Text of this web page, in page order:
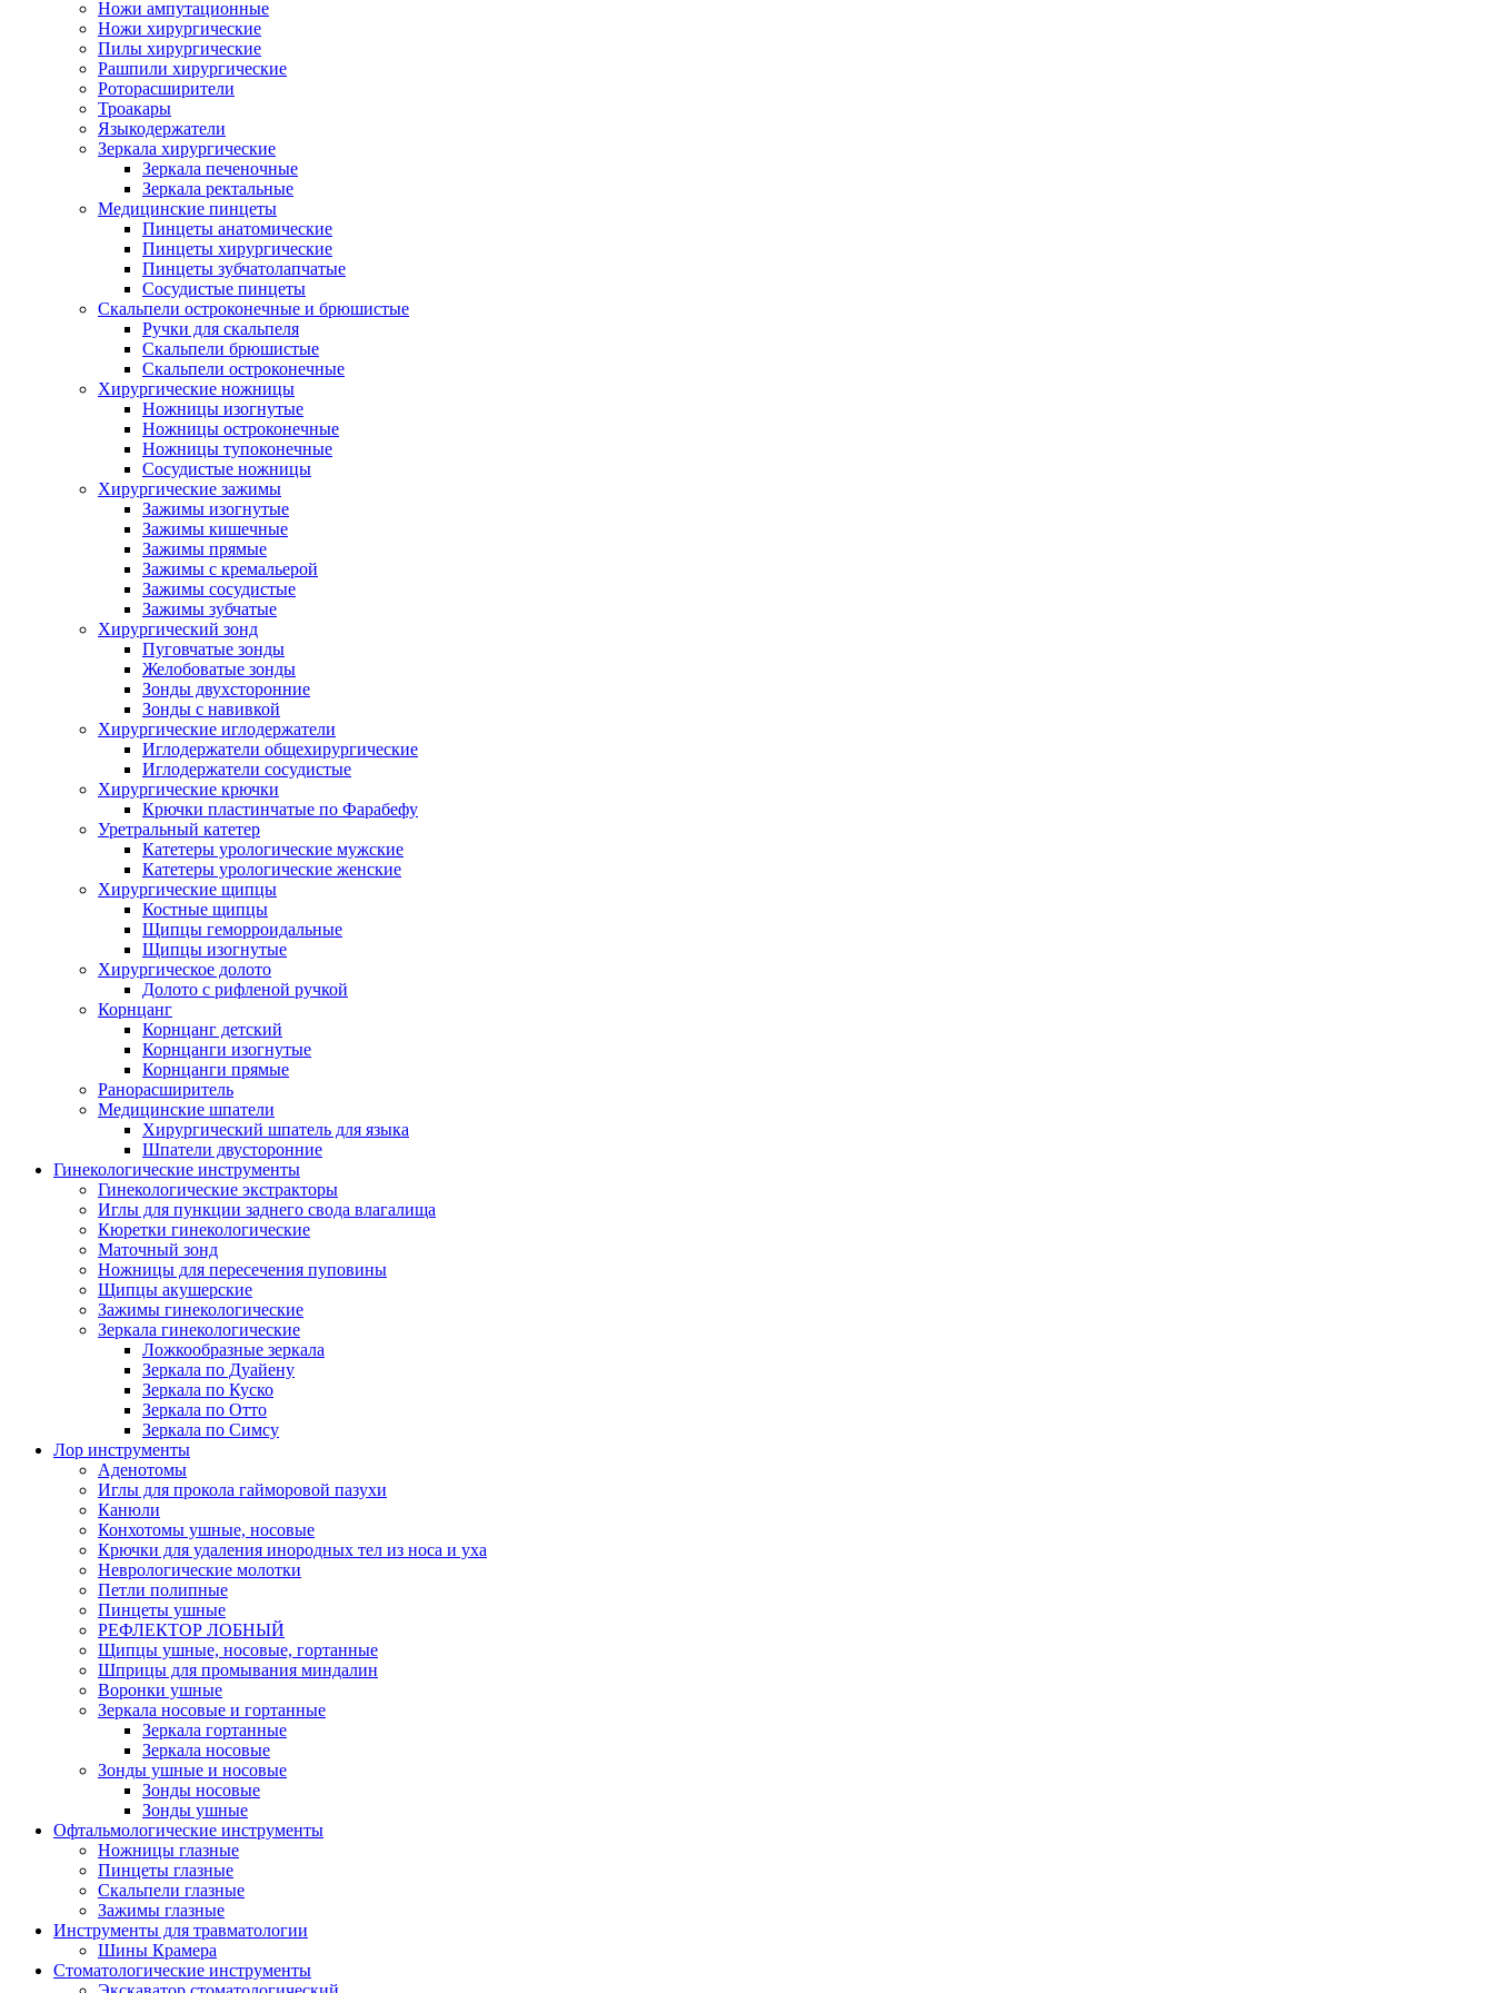
Ножи ампутационные
Ножи хирургические
Пилы хирургические
Рашпили хирургические
Роторасширители
Троакары
Языкодержатели
Зеркала хирургические
Зеркала печеночные
Зеркала ректальные
Медицинские пинцеты
Пинцеты анатомические
Пинцеты хирургические
Пинцеты зубчатолапчатые
Сосудистые пинцеты
Скальпели остроконечные и брюшистые
Ручки для скальпеля
Скальпели брюшистые
Скальпели остроконечные
Хирургические ножницы
Ножницы изогнутые
Ножницы остроконечные
Ножницы тупоконечные
Сосудистые ножницы
Хирургические зажимы
Зажимы изогнутые
Зажимы кишечные
Зажимы прямые
Зажимы с кремальерой
Зажимы сосудистые
Зажимы зубчатые
Хирургический зонд
Пуговчатые зонды
Желобоватые зонды
Зонды двухсторонние
Зонды с навивкой
Хирургические иглодержатели
Иглодержатели общехирургические
Иглодержатели сосудистые
Хирургические крючки
Крючки пластинчатые по Фарабефу
Уретральный катетер
Катетеры урологические мужские
Катетеры урологические женские
Хирургические щипцы
Костные щипцы
Щипцы геморроидальные
Щипцы изогнутые
Хирургическое долото
Долото с рифленой ручкой
Корнцанг
Корнцанг детский
Корнцанги изогнутые
Корнцанги прямые
Ранорасширитель
Медицинские шпатели
Хирургический шпатель для языка
Шпатели двусторонние
Гинекологические инструменты
Гинекологические экстракторы
Иглы для пункции заднего свода влагалища
Кюретки гинекологические
Маточный зонд
Ножницы для пересечения пуповины
Щипцы акушерские
Зажимы гинекологические
Зеркала гинекологические
Ложкообразные зеркала
Зеркала по Дуайену
Зеркала по Куско
Зеркала по Отто
Зеркала по Симсу
Лор инструменты
Аденотомы
Иглы для прокола гайморовой пазухи
Канюли
Конхотомы ушные, носовые
Крючки для удаления инородных тел из носа и уха
Неврологические молотки
Петли полипные
Пинцеты ушные
РЕФЛЕКТОР ЛОБНЫЙ
Щипцы ушные, носовые, гортанные
Шприцы для промывания миндалин
Воронки ушные
Зеркала носовые и гортанные
Зеркала гортанные
Зеркала носовые
Зонды ушные и носовые
Зонды носовые
Зонды ушные
Офтальмологические инструменты
Ножницы глазные
Пинцеты глазные
Скальпели глазные
Зажимы глазные
Инструменты для травматологии
Шины Крамера
Стоматологические инструменты